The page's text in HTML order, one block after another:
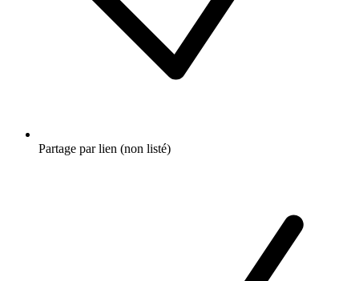
Partage par lien (non listé)